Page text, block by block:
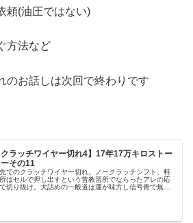
頼(油圧ではない)
方法など
のお話しは次回で終わりです
クラッチワイヤー切れ4】17年17万キロストー
ーその11
でのクラッチワイヤー切れ。ノークラッチシフト、料
はセルで押し出すという昔教習所でならったアレの応
切り抜け。大詰めの一般道は運が味方し信号青で無事